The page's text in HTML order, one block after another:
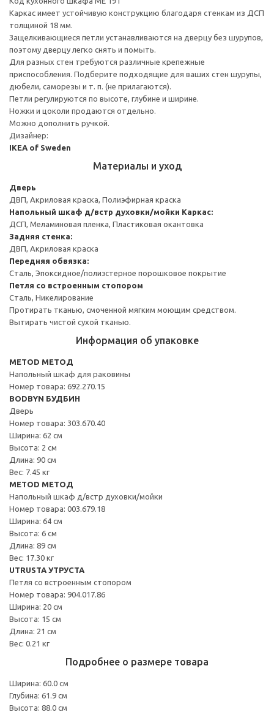
Каркас имеет устойчивую конструкцию благодаря стенкам из ДСП
толщиной 18 мм.
Защелкивающиеся петли устанавливаются на дверцу без шурупов,
поэтому дверцу легко снять и помыть.
Для разных стен требуются различные крепежные
приспособления. Подберите подходящие для ваших стен шурупы,
дюбели, саморезы и т. п. (не прилагаются).
Петли регулируются по высоте, глубине и ширине.
Ножки и цоколи продаются отдельно.
Можно дополнить ручкой.
Дизайнер:
IKEA of Sweden
Материалы и уход
Дверь
ДВП, Акриловая краска, Полиэфирная краска
Напольный шкаф д/встр духовки/мойки Каркас:
ДСП, Меламиновая пленка, Пластиковая окантовка
Задняя стенка:
ДВП, Акриловая краска
Передняя обвязка:
Сталь, Эпоксидное/полиэстерное порошковое покрытие
Петля со встроенным стопором
Сталь, Никелирование
Протирать тканью, смоченной мягким моющим средством.
Вытирать чистой сухой тканью.
Информация об упаковке
METOD МЕТОД
Напольный шкаф для раковины
Номер товара: 692.270.15
BODBYN БУДБИН
Дверь
Номер товара: 303.670.40
Ширина: 62 см
Высота: 2 см
Длина: 90 см
Вес: 7.45 кг
METOD МЕТОД
Напольный шкаф д/встр духовки/мойки
Номер товара: 003.679.18
Ширина: 64 см
Высота: 6 см
Длина: 89 см
Вес: 17.30 кг
UTRUSTA УТРУСТА
Петля со встроенным стопором
Номер товара: 904.017.86
Ширина: 20 см
Высота: 15 см
Длина: 21 см
Вес: 0.21 кг
Подробнее о размере товара
Ширина: 60.0 см
Глубина: 61.9 см
Высота: 88.0 см